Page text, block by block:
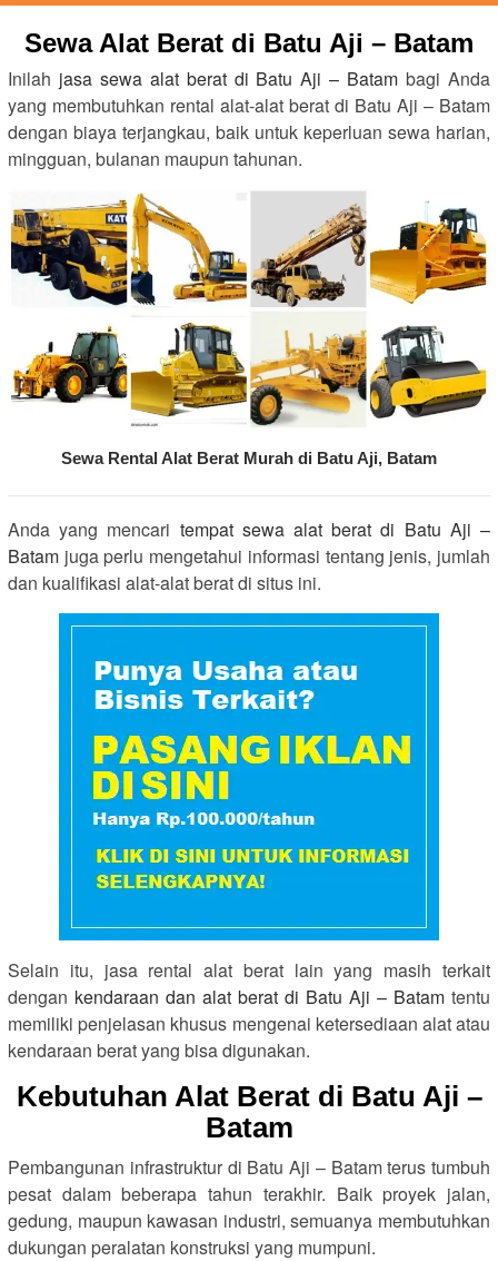
Sewa Alat Berat di Batu Aji – Batam
Inilah jasa sewa alat berat di Batu Aji – Batam bagi Anda
yang membutuhkan rental alat-alat berat di Batu Aji – Batam
dengan biaya terjangkau, baik untuk keperluan sewa harian,
mingguan, bulanan maupun tahunan.
Sewa Rental Alat Berat Murah di Batu Aji, Batam
Anda yang mencari tempat sewa alat berat di Batu Aji –
Batam juga perlu mengetahui informasi tentang jenis, jumlah
dan kualifikasi alat-alat berat di situs ini.
Selain itu, jasa rental alat berat lain yang masih terkait
dengan kendaraan dan alat berat di Batu Aji – Batam tentu
memiliki penjelasan khusus mengenai ketersediaan alat atau
kendaraan berat yang bisa digunakan.
Kebutuhan Alat Berat di Batu Aji –
Batam
Pembangunan infrastruktur di Batu Aji – Batam terus tumbuh
pesat dalam beberapa tahun terakhir. Baik proyek jalan,
gedung, maupun kawasan industri, semuanya membutuhkan
dukungan peralatan konstruksi yang mumpuni.